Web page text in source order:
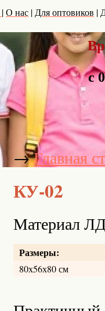
| О нас | Для оптовиков |
с
→Главная
КУ-02
Материал
Размеры:
80х56х80 см